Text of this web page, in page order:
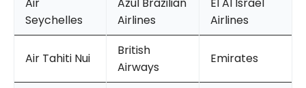
Seychelles
Airlines
Airlines
Air Tahiti Nui
British
Airways
Emirates